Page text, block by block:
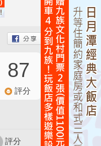
87
評分
評分